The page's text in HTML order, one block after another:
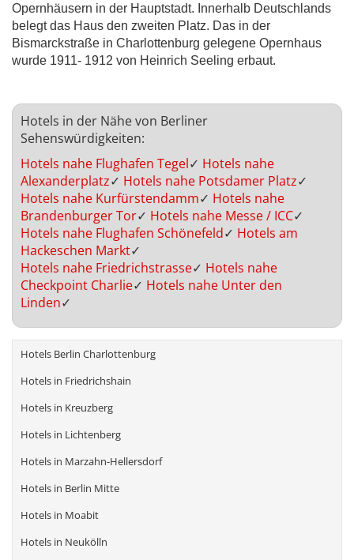
Opernhäusern in der Hauptstadt. Innerhalb Deutschlands
belegt das Haus den zweiten Platz. Das in der
Bismarckstraße in Charlottenburg gelegene Opernhaus
wurde 1911- 1912 von Heinrich Seeling erbaut.
Hotels in der Nähe von Berliner
Sehenswürdigkeiten:
Hotels nahe Flughafen Tegel✓ Hotels nahe
Alexanderplatz✓ Hotels nahe Potsdamer Platz✓
Hotels nahe Kurfürstendamm✓ Hotels nahe
Brandenburger Tor✓ Hotels nahe Messe / ICC✓
Hotels nahe Flughafen Schönefeld✓ Hotels am
Hackeschen Markt✓
Hotels nahe Friedrichstrasse✓ Hotels nahe
Checkpoint Charlie✓ Hotels nahe Unter den
Linden✓
Hotels Berlin Charlottenburg
Hotels in Friedrichshain
Hotels in Kreuzberg
Hotels in Lichtenberg
Hotels in Marzahn-Hellersdorf
Hotels in Berlin Mitte
Hotels in Moabit
Hotels in Neukölln